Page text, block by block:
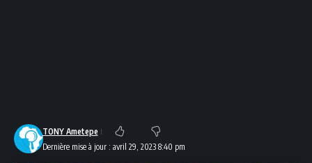
Dernière mise à jour : avril 29, 2023 8:40 pm
TONY Ametepe